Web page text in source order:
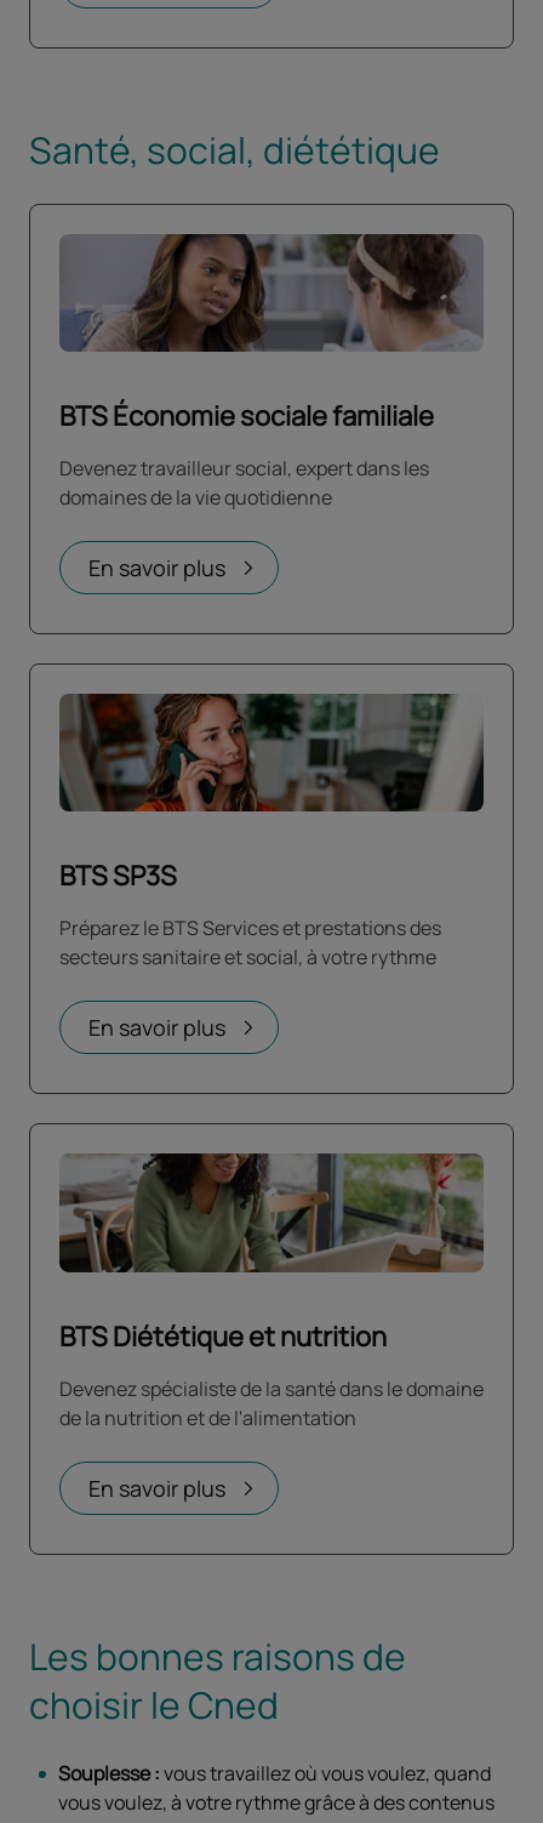
Santé, social, diététique
BTS Économie sociale familiale
Devenez travailleur social, expert dans les
domaines de la vie quotidienne
En savoir plus
BTS SP3S
Préparez le BTS Services et prestations des
secteurs sanitaire et social, à votre rythme
En savoir plus
BTS Diététique et nutrition
Devenez spécialiste de la santé dans le domaine
de la nutrition et de l'alimentation
En savoir plus
Les bonnes raisons de
choisir le Cned
Souplesse :vous travaillez où vous voulez, quand
vous voulez, à votre rythme grâce à des contenus